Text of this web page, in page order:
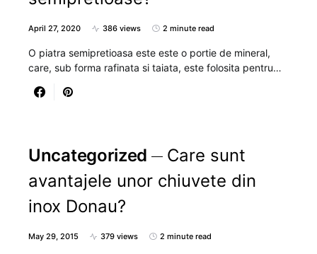
April 27, 2020 386 views 2 minute read
O piatra semipretioasa este este o portie de mineral,
care, sub forma rafinata si taiata, este folosita pentru…
Uncategorized
Care sunt
avantajele unor chiuvete din
inox Donau?
May 29, 2015 379 views 2 minute read